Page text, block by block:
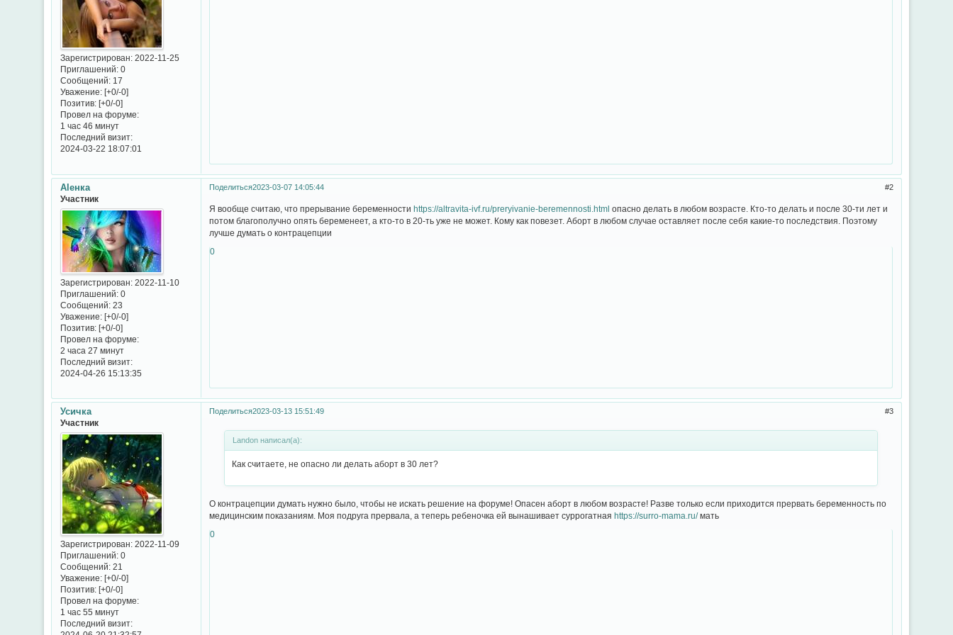
Зарегистрирован: 2022-11-25
Приглашений:0
Сообщений:17
Уважение: [+0/-0]
Позитив: [+0/-0]
Провел на форуме:
1 час 46 минут
Последний визит:
2024-03-22 18:07:01
Поделиться 2
2023-03-07 14:05:44
Аlенка
Участник
Зарегистрирован: 2022-11-10
Приглашений:0
Сообщений:23
Уважение: [+0/-0]
Позитив: [+0/-0]
Провел на форуме:
2 часа 27 минут
Последний визит:
2024-04-26 15:13:35
Я вообще считаю, что прерывание беременностиhttps://altravita-ivf.ru/preryivanie-beremennosti.html опасно делать в любом возрасте. Кто-то делать и после 30-ти лет и
потом благополучно опять беременеет, а кто-то в 20-ть уже не может. Кому как повезет. Аборт в любом случае оставляет после себя какие-то последствия. Поэтому
лучше думать о контрацепции
0
Поделиться 3
2023-03-13 15:51:49
Усичка
Участник
Зарегистрирован: 2022-11-09
Приглашений:0
Сообщений:21
Уважение: [+0/-0]
Позитив: [+0/-0]
Провел на форуме:
1 час 55 минут
Последний визит:
Landon написал(а):
Как считаете, не опасно ли делать аборт в 30 лет?
О контрацепции думать нужно было, чтобы не искать решение на форуме! Опасен аборт в любом возрасте! Разве только если приходится прервать беременность по
медицинским показаниям. Моя подруга прервала, а теперь ребеночка ей вынашивает суррогатная https://surro-mama.ru/мать
0